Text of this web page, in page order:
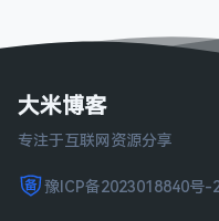
大米博客
专注于互联网资源分享
豫ICP备2023018840号-